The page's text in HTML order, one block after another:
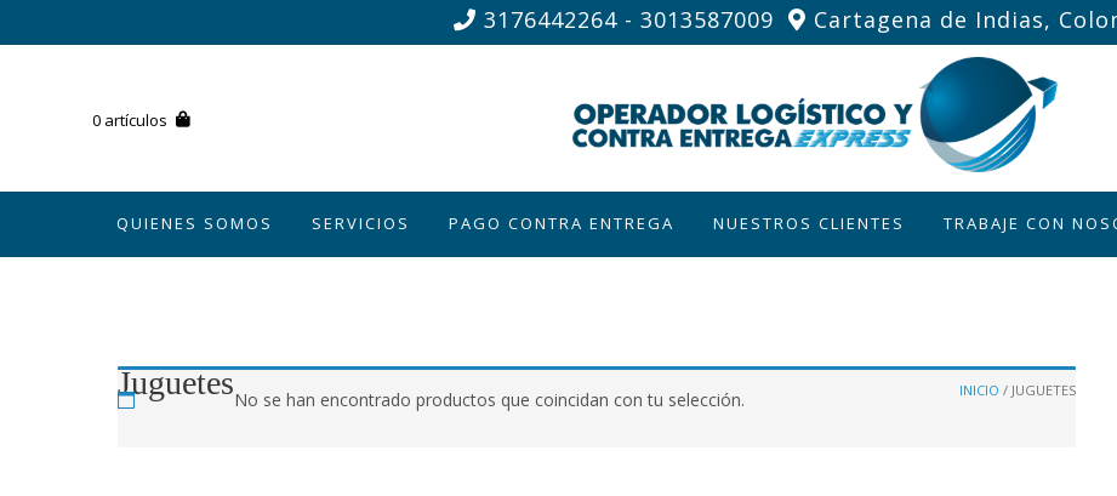
3176442264 - 3013587009 Cartagena de Indias,
0 artículos
QUIENES SOMOS SERVICIOS PAGO CONTRA ENTREGA NUESTROS CLIENTES TRABAJE CON
INICIO / JUGUETES
JuguetesNo se han encontrado productos que coincidan con tu selección.